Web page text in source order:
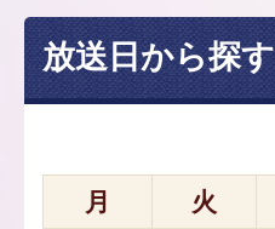
放送日から探す
月 火